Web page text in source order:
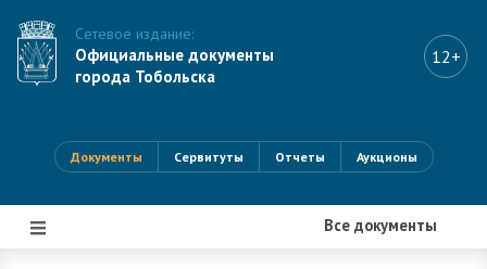
Сетевое издание:
Официальные документы
города Тобольска
12+
Документы Сервитуты Отчеты Аукционы
Все документы
|||